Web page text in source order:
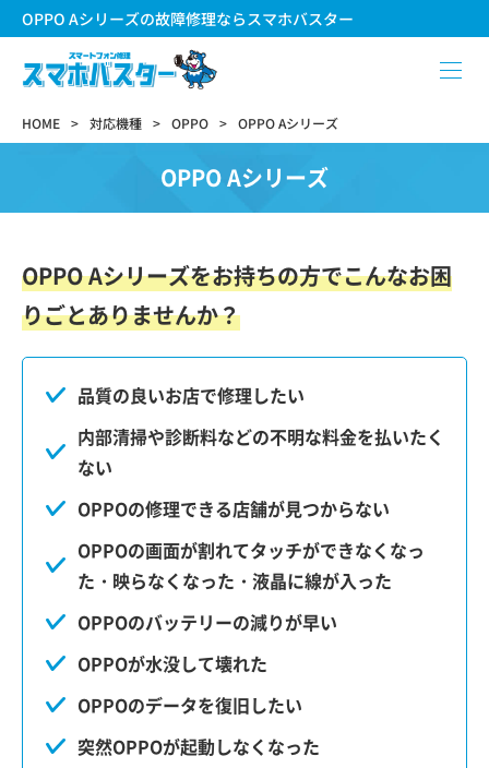
OPPO Aシリーズの故障修理ならスマホバスター
HOME 対応機種 OPPO OPPO Aシリーズ
OPPO Aシリーズ
OPPO Aシリーズをお持ちの方でこんなお困
りごとありませんか？
品質の良いお店で修理したい
内部清掃や診断料などの不明な料金を払いたく
ない
OPPOの修理できる店舗が見つからない
OPPOの画面が割れてタッチができなくなっ
た・映らなくなった・液晶に線が入った
OPPOのバッテリーの減りが早い
OPPOが水没して壊れた
OPPOのデータを復旧したい
突然OPPOが起動しなくなった